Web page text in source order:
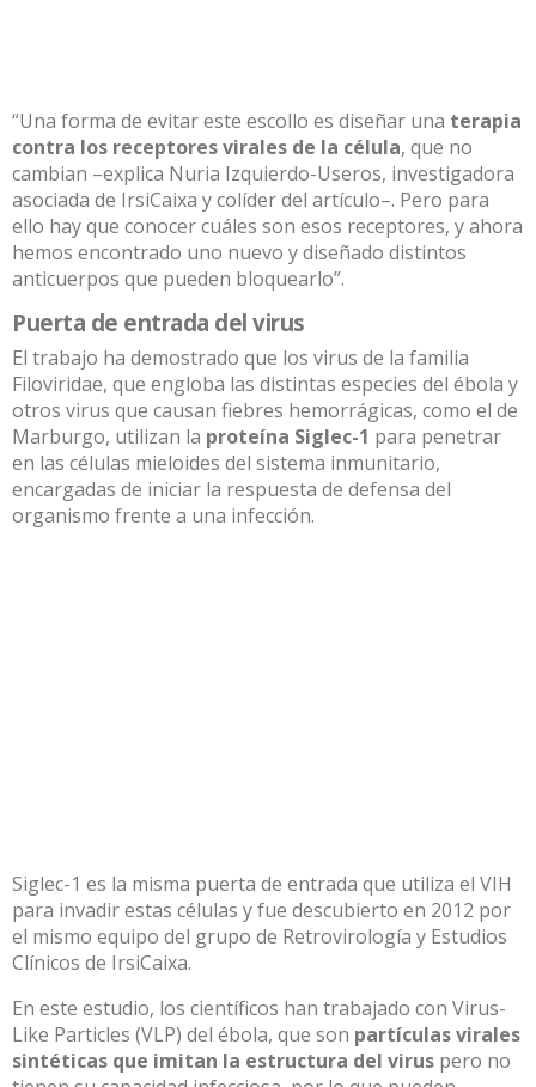
“Una forma de evitar este escollo es diseñar una terapia
contra los receptores virales de la célula, que no
cambian –explica Nuria Izquierdo-Useros, investigadora
asociada de IrsiCaixa y colíder del artículo–. Pero para
ello hay que conocer cuáles son esos receptores, y ahora
hemos encontrado uno nuevo y diseñado distintos
anticuerpos que pueden bloquearlo”.
Puerta de entrada del virus
El trabajo ha demostrado que los virus de la familia
Filoviridae, que engloba las distintas especies del ébola y
otros virus que causan fiebres hemorrágicas, como el de
Marburgo, utilizan la proteína Siglec-1 para penetrar
en las células mieloides del sistema inmunitario,
encargadas de iniciar la respuesta de defensa del
organismo frente a una infección.
Siglec-1 es la misma puerta de entrada que utiliza el VIH
para invadir estas células y fue descubierto en 2012 por
el mismo equipo del grupo de Retrovirología y Estudios
Clínicos de IrsiCaixa.
En este estudio, los científicos han trabajado con Virus-
Like Particles (VLP) del ébola, que son partículas virales
sintéticas que imitan la estructura del virus pero no